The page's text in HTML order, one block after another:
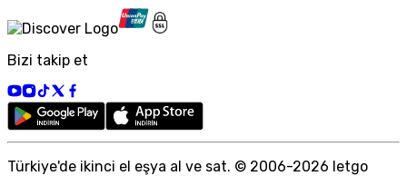
Bizi takip et
Türkiye'de ikinci el eşya al ve sat. © 2006-2026 letgo